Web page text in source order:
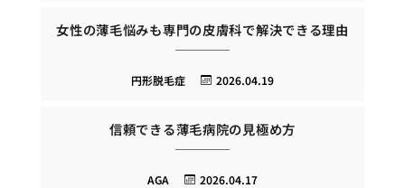
女性の薄毛悩みも専門の皮膚科で解決できる理由
2026.04.19
円形脱毛症
信頼できる薄毛病院の見極め方
2026.04.17
AGA